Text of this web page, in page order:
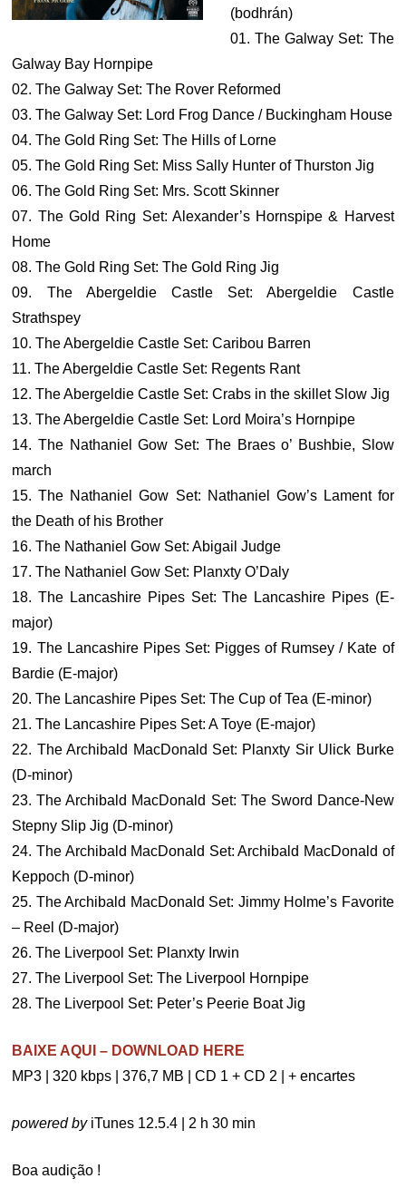
(bodhrán)
01. The Galway Set: The
Galway Bay Hornpipe
02. The Galway Set: The Rover Reformed
03. The Galway Set: Lord Frog Dance / Buckingham House
04. The Gold Ring Set: The Hills of Lorne
05. The Gold Ring Set: Miss Sally Hunter of Thurston Jig
06. The Gold Ring Set: Mrs. Scott Skinner
07. The Gold Ring Set: Alexander’s Hornspipe & Harvest
Home
08. The Gold Ring Set: The Gold Ring Jig
09. The Abergeldie Castle Set: Abergeldie Castle
Strathspey
10. The Abergeldie Castle Set: Caribou Barren
11. The Abergeldie Castle Set: Regents Rant
12. The Abergeldie Castle Set: Crabs in the skillet Slow Jig
13. The Abergeldie Castle Set: Lord Moira’s Hornpipe
14. The Nathaniel Gow Set: The Braes o’ Bushbie, Slow
march
15. The Nathaniel Gow Set: Nathaniel Gow’s Lament for
the Death of his Brother
16. The Nathaniel Gow Set: Abigail Judge
17. The Nathaniel Gow Set: Planxty O’Daly
18. The Lancashire Pipes Set: The Lancashire Pipes (E-
major)
19. The Lancashire Pipes Set: Pigges of Rumsey / Kate of
Bardie (E-major)
20. The Lancashire Pipes Set: The Cup of Tea (E-minor)
21. The Lancashire Pipes Set: A Toye (E-major)
22. The Archibald MacDonald Set: Planxty Sir Ulick Burke
(D-minor)
23. The Archibald MacDonald Set: The Sword Dance-New
Stepny Slip Jig (D-minor)
24. The Archibald MacDonald Set: Archibald MacDonald of
Keppoch (D-minor)
25. The Archibald MacDonald Set: Jimmy Holme’s Favorite
– Reel (D-major)
26. The Liverpool Set: Planxty Irwin
27. The Liverpool Set: The Liverpool Hornpipe
28. The Liverpool Set: Peter’s Peerie Boat Jig
BAIXE AQUI – DOWNLOAD HERE
MP3 | 320 kbps | 376,7 MB | CD 1 + CD 2 | + encartes
powered byiTunes 12.5.4 | 2 h 30 min
Boa audição !